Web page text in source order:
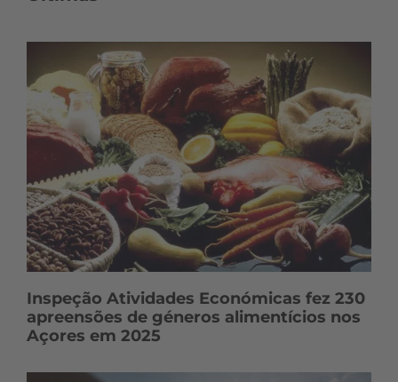
Inspeção Atividades Económicas fez 230
apreensões de géneros alimentícios nos
Açores em 2025